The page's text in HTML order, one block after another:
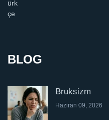
BLOG
Bruksizm
Haziran 09, 2026